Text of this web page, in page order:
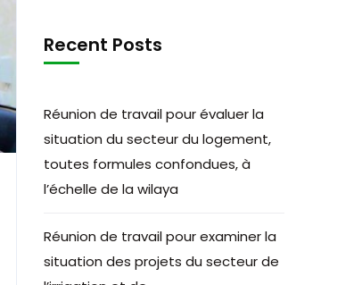
Recent Posts
Réunion de travail pour évaluer la
situation du secteur du logement,
toutes formules confondues, à
l’échelle de la wilaya
Réunion de travail pour examiner la
situation des projets du secteur de